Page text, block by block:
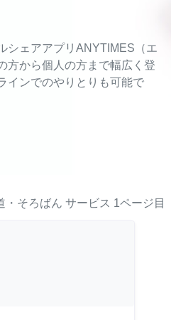
シェアアプリANYTIMES（エ
方から個人の方まで幅広く登
インでのやりとりも可能で
・そろばん サービス 1ページ目